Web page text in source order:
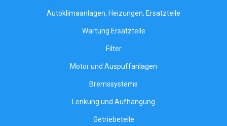
Autoklimaanlagen, Heizungen, Ersatzteile
Wartung Ersatzteile
Filter
Motor und Auspuffanlagen
Bremssystems
Lenkung und Aufhängung
Getriebeteile